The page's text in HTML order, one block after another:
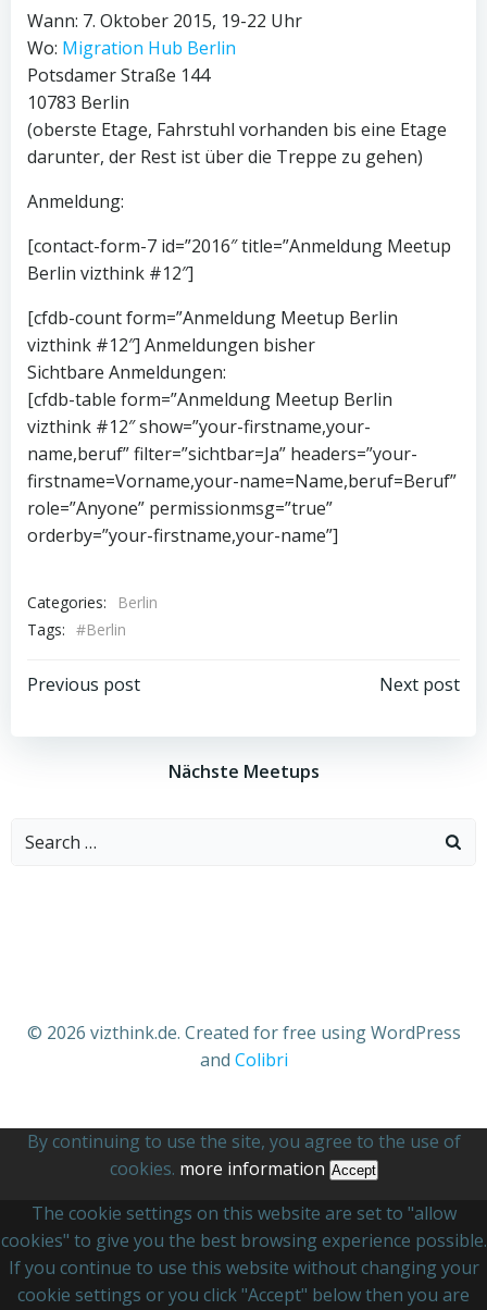
Wann: 7. Oktober 2015, 19-22 Uhr
Wo: Migration Hub Berlin
Potsdamer Straße 144
10783 Berlin
(oberste Etage, Fahrstuhl vorhanden bis eine Etage
darunter, der Rest ist über die Treppe zu gehen)
Anmeldung:
[contact-form-7 id=”2016″ title=”Anmeldung Meetup
Berlin vizthink #12″]
[cfdb-count form=”Anmeldung Meetup Berlin
vizthink #12″] Anmeldungen bisher
Sichtbare Anmeldungen:
[cfdb-table form=”Anmeldung Meetup Berlin
vizthink #12″ show=”your-firstname,your-
name,beruf” filter=”sichtbar=Ja” headers=”your-
firstname=Vorname,your-name=Name,beruf=Beruf”
role=”Anyone” permissionmsg=”true”
orderby=”your-firstname,your-name”]
Categories:
Berlin
Tags: #Berlin
Beitragsnavigation
Previous post Next post
Nächste Meetups
Search
© 2026 vizthink.de. Created for free using WordPress
and Colibri
By continuing to use the site, you agree to the use of
cookies. more information Accept
The cookie settings on this website are set to "allow
cookies" to give you the best browsing experience possible.
If you continue to use this website without changing your
cookie settings or you click "Accept" below then you are